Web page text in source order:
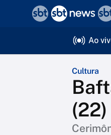
Ao
Cultura
voltar
Editorias